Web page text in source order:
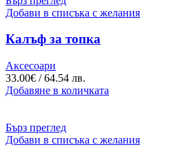
Добави в списъка с желания
Калъф за топка
Аксесоари
33.00€ / 64.54 лв.
Добавяне в количката
Бърз преглед
Добави в списъка с желания